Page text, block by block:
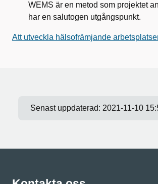
WEMS är en metod som projektet
har en salutogen utgångspunkt.
Att utveckla hälsofrämjande
Senast uppdaterad: 2021-11-10